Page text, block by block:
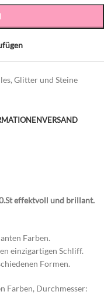
, Glitter und Steine
VERSAND
effektvoll und brillant.
Farben.
einzigartigen Schliff.
Formen.
Farben, Durchmesser: